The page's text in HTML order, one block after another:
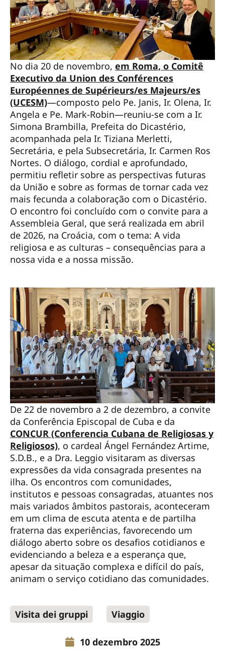
No dia 20 de novembro, em Roma, o Comitê
Executivo da Union des Conférences
Européennes de Supérieurs/es Majeurs/es
(UCESM)—composto pelo Pe. Janis, Ir. Olena, Ir.
Angela e Pe. Mark-Robin—reuniu-se com a Ir.
Simona Brambilla, Prefeita do Dicastério,
acompanhada pela Ir. Tiziana Merletti,
Secretária, e pela Subsecretária, Ir. Carmen Ros
Nortes. O diálogo, cordial e aprofundado,
permitiu refletir sobre as perspectivas futuras
da União e sobre as formas de tornar cada vez
mais fecunda a colaboração com o Dicastério.
O encontro foi concluído com o convite para a
Assembleia Geral, que será realizada em abril
de 2026, na Croácia, com o tema: A vida
religiosa e as culturas – consequências para a
nossa vida e a nossa missão.
De 22 de novembro a 2 de dezembro, a convite
da Conferência Episcopal de Cuba e da
CONCUR (Conferencia Cubana de Religiosas y
Religiosos), o cardeal Ángel Fernández Artime,
S.D.B., e a Dra. Leggio visitaram as diversas
expressões da vida consagrada presentes na
ilha. Os encontros com comunidades,
institutos e pessoas consagradas, atuantes nos
mais variados âmbitos pastorais, aconteceram
em um clima de escuta atenta e de partilha
fraterna das experiências, favorecendo um
diálogo aberto sobre os desafios cotidianos e
evidenciando a beleza e a esperança que,
apesar da situação complexa e difícil do país,
animam o serviço cotidiano das comunidades.
Visita dei gruppi Viaggio
10 dezembro 2025